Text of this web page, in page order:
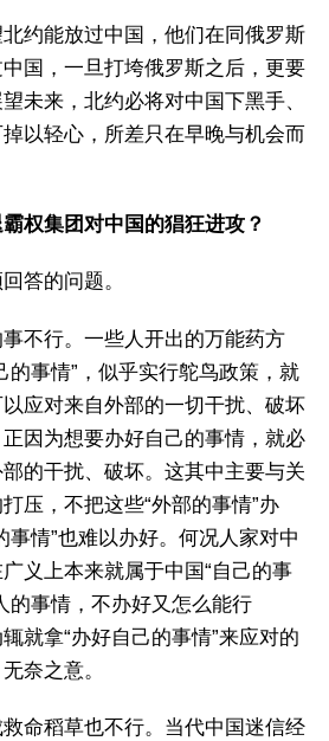
约能放过中国，他们在同俄罗斯
国，一旦打垮俄罗斯之后，更要
未来，北约必将对中国下黑手、
以轻心，所差只在早晚与机会而
权集团对中国的猖狂进攻？
答的问题。
不行。一些人开出的万能药方
事情”，似乎实行鸵鸟政策，就
应对来自外部的一切干扰、破坏
因为想要办好自己的事情，就必
的干扰、破坏。这其中主要与关
压，不把这些“外部的事情”办
事情”也难以办好。何况人家对中
义上本来就属于中国“自己的事
的事情，不办好又怎么能行
就拿“办好自己的事情”来应对的
奈之意。
命稻草也不行。当代中国迷信经